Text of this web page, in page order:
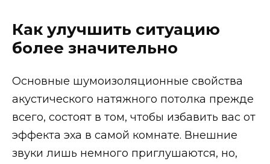
Как улучшить ситуацию
более значительно
Основные шумоизоляционные свойства
акустического натяжного потолка прежде
всего, состоят в том, чтобы избавить вас от
эффекта эха в самой комнате. Внешние
звуки лишь немного приглушаются, но,